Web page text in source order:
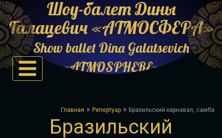
Шоу-балет Дины
Галацевич «АТМОСФЕРА»
Show ballet Dina Galatsevich
«ATMOSPHERE»
Главная » Репертуар » Бразильский карнавал, самба
Бразильский